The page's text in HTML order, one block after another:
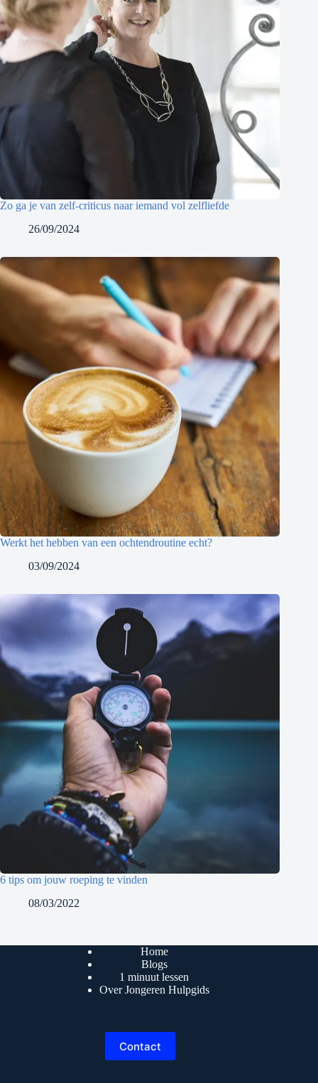
Zo ga je van zelf-criticus naar iemand vol zelfliefde
26/09/2024
Werkt het hebben van een ochtendroutine echt?
03/09/2024
6 tips om jouw roeping te vinden
08/03/2022
Home
Blogs
1 minuut lessen
Over Jongeren Hulpgids
Contact